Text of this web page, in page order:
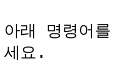
아래 명령어
세요.